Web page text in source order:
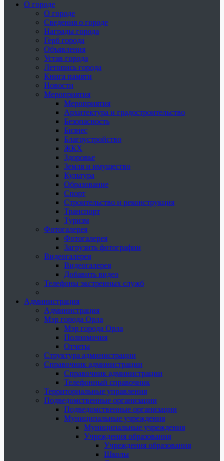
О городе
О городе
Сведения о городе
Награды города
Герб города
Объявления
Устав города
Летопись города
Книга памяти
Новости
Мероприятия
Мероприятия
Архитектура и градостроительство
Безопасность
Бизнес
Благоустройство
ЖКХ
Здоровье
Земля и имущество
Культура
Образование
Спорт
Строительство и реконструкция
Транспорт
Туризм
Фотогалерея
Фотогалерея
Загрузить фотографии
Видеогалерея
Видеогалерея
Добавить видео
Телефоны экстренных служб
Администрация
Администрация
Мэр города Орла
Мэр города Орла
Полномочия
Отчеты
Структура администрации
Справочник администрации
Справочник администрации
Телефонный справочник
Территориальные управления
Подведомственные организации
Подведомственные организации
Муниципальные учреждения
Муниципальные учреждения
Учреждения образования
Учреждения образования
Школы